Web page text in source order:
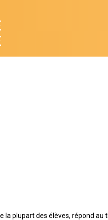
la plupart des élèves, répond